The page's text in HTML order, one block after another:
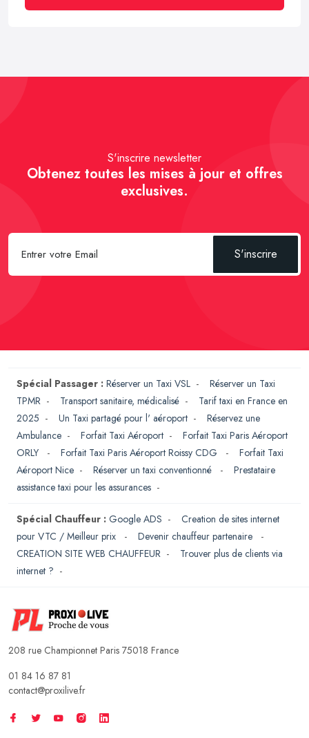
S'inscrire newsletter
Obtenez toutes les mises à jour et offres
exclusives.
S'inscrire
Spécial Passager : Réserver un Taxi VSL - Réserver un Taxi
TPMR - Transport sanitaire, médicalisé - Tarif taxi en France en
2025 - Un Taxi partagé pour l' aéroport - Réservez une
Ambulance - Forfait Taxi Aéroport - Forfait Taxi Paris Aéroport
ORLY
- Forfait Taxi Paris Aéroport Roissy CDG - Forfait Taxi
Aéroport Nice - Réserver un taxi conventionné - Prestataire
assistance taxi pour les assurances -
Spécial Chauffeur : Google ADS - Creation de sites internet
pour VTC / Meilleur prix
- Devenir chauffeur partenaire
-
CREATION SITE WEB CHAUFFEUR - Trouver plus de clients via
internet ? -
208 rue Championnet Paris 75018 France
01 84 16 87 81
contact@proxilive.fr